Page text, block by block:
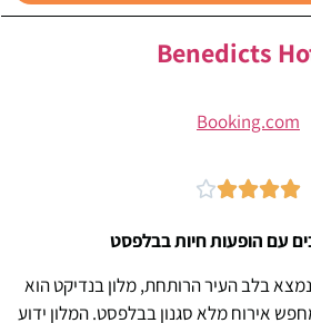
Benedicts
Booking.com





בלב העיר הרותחת, מלון בנדיקט הוא
אירוח מלא סגנון בבלפסט. המלון ידוע